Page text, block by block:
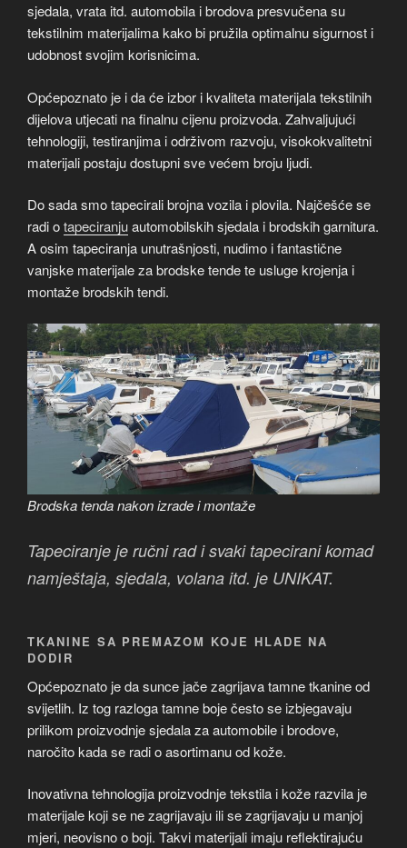
sjedala, vrata itd. automobila i brodova presvučena su
tekstilnim materijalima kako bi pružila optimalnu sigurnost i
udobnost svojim korisnicima.
Općepoznato je i da će izbor i kvaliteta materijala tekstilnih
dijelova utjecati na finalnu cijenu proizvoda. Zahvaljujući
tehnologiji, testiranjima i održivom razvoju, visokokvalitetni
materijali postaju dostupni sve većem broju ljudi.
Do sada smo tapecirali brojna vozila i plovila. Najčešće se
radi otapeciranjuautomobilskih sjedala i brodskih garnitura.
A osim tapeciranja unutrašnjosti, nudimo i fantastične
vanjske materijale za brodske tende te usluge krojenja i
montaže brodskih tendi.
Brodska tenda nakon izrade i montaže
Tapeciranje je ručni rad i svaki tapecirani komad
namještaja, sjedala, volana itd. je UNIKAT.
TKANINE SA PREMAZOM KOJE HLADE NA
DODIR
Općepoznato je da sunce jače zagrijava tamne tkanine od
svijetlih. Iz tog razloga tamne boje često se izbjegavaju
prilikom proizvodnje sjedala za automobile i brodove,
naročito kada se radi o asortimanu od kože.
Inovativna tehnologija proizvodnje tekstila i kože razvila je
materijale koji se ne zagrijavaju ili se zagrijavaju u manjoj
mjeri, neovisno o boji. Takvi materijali imaju reflektirajuću